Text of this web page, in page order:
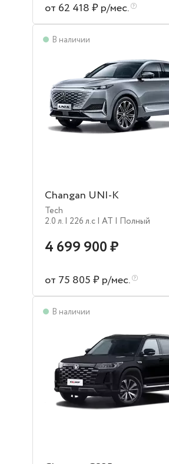
от 62 418 ₽ р/мес.
В наличии
Changan UNI-K
Tech
2.0 л. | 226 л.c | AT | Полный
4 699 900 ₽
от 75 805 ₽ р/мес.
В наличии